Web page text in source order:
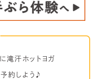
滝汗ホットヨガ
約しよう♪